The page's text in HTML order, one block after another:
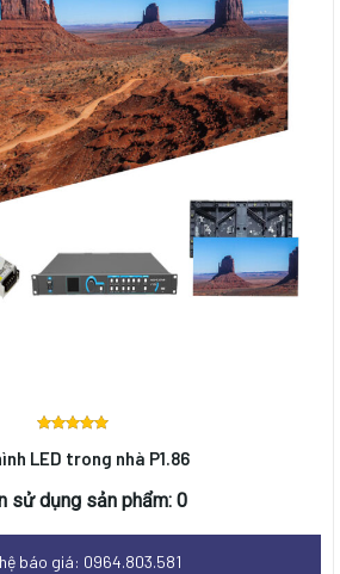
Được
xếp
hạng
5 sao
LED trong nhà P1.86
sử dụng sản phẩm: 0
báo giá: 0964.803.581